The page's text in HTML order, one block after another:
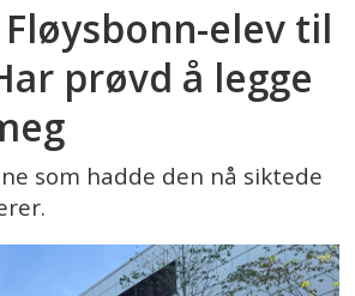
elev til
prøvd å legge
som hadde den nå siktede